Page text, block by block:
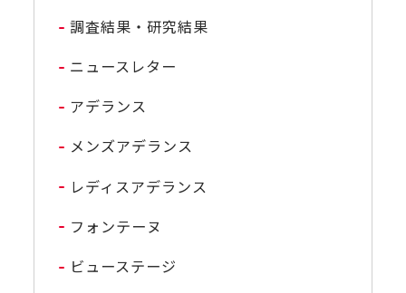
調査結果・研究結果
ニュースレター
アデランス
メンズアデランス
レディスアデランス
フォンテーヌ
ビューステージ